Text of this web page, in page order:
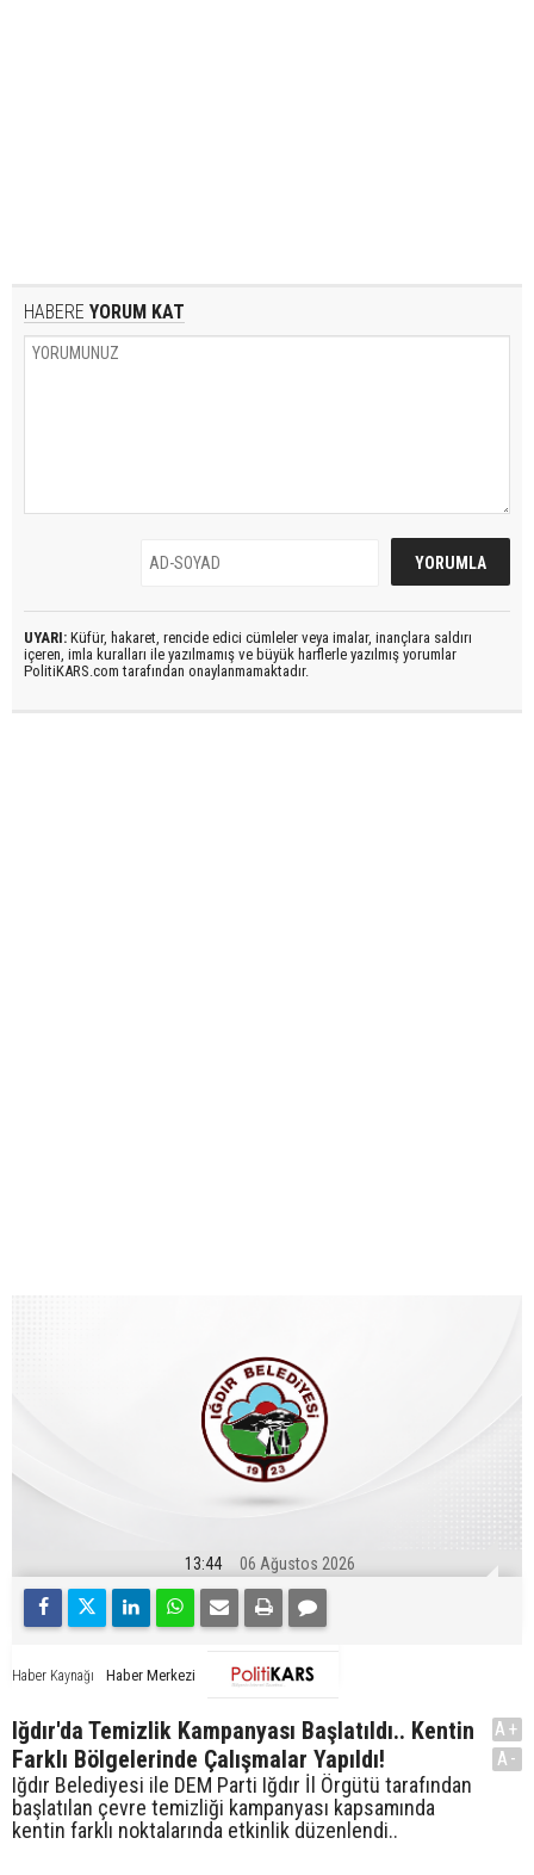
HABERE YORUM KAT
UYARI: Küfür, hakaret, rencide edici cümleler veya imalar, inançlara saldırı
içeren, imla kuralları ile yazılmamış ve büyük harflerle yazılmış yorumlar
PolitiKARS.com tarafından onaylanmamaktadır.
13:44 06 Ağustos 2026
Haber Kaynağı Haber Merkezi
Iğdır'da Temizlik Kampanyası Başlatıldı.. Kentin
Farklı Bölgelerinde Çalışmalar Yapıldı!
Iğdır Belediyesi ile DEM Parti Iğdır İl Örgütü tarafından
başlatılan çevre temizliği kampanyası kapsamında
kentin farklı noktalarında etkinlik düzenlendi..
A+
A-